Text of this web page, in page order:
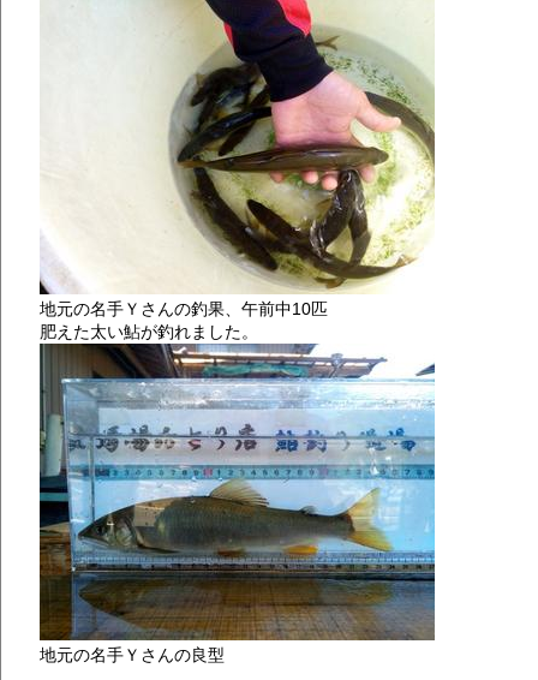
地元の名手Ｙさんの釣果、午前中10匹
肥えた太い鮎が釣れました。
地元の名手Ｙさんの良型